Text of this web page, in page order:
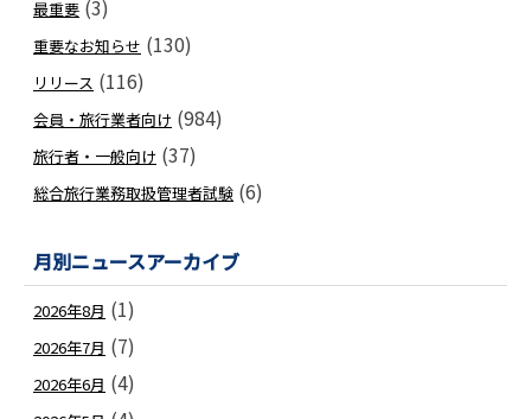
最重要 (3)
重要なお知らせ (130)
リリース (116)
会員・旅行業者向け (984)
旅行者・一般向け (37)
総合旅行業務取扱管理者試験 (6)
月別ニュースアーカイブ
2026年8月 (1)
2026年7月 (7)
2026年6月 (4)